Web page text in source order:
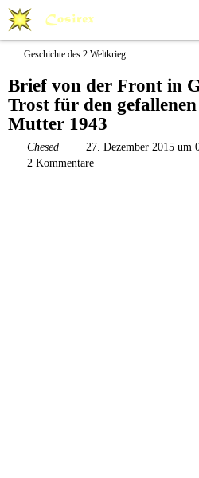
Geschichte des 2.Weltkrieg
Brief von der Front in
Trost für den
Mutter 1943
Chesed 27. Dezember 2015 um
2 Kommentare